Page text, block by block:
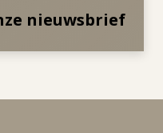
nieuwsbrief